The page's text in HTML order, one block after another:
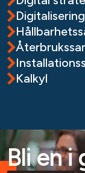
Kalkyl
Bli en i